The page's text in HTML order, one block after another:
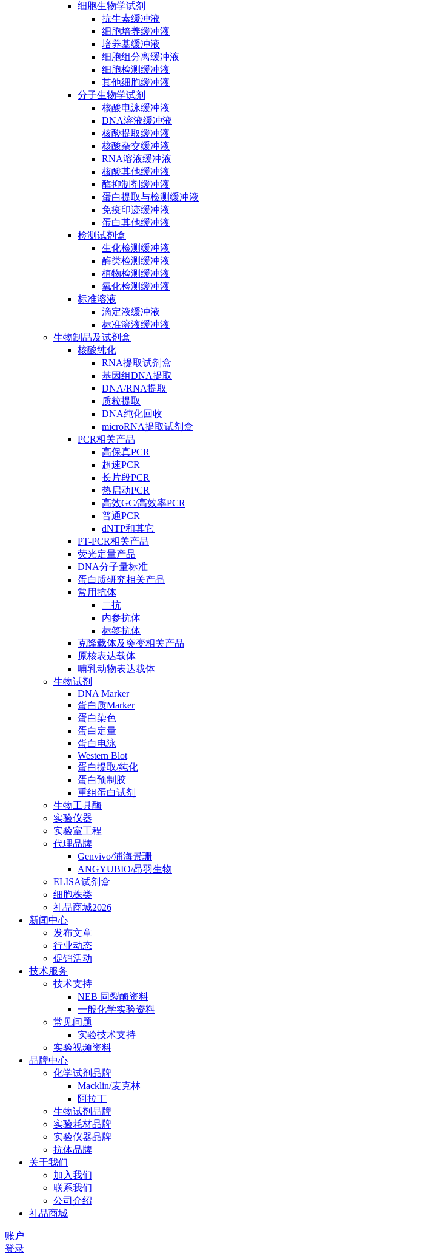
细胞生物学试剂
抗生素缓冲液
细胞培养缓冲液
培养基缓冲液
细胞组分离缓冲液
细胞检测缓冲液
其他细胞缓冲液
分子生物学试剂
核酸电泳缓冲液
DNA溶液缓冲液
核酸提取缓冲液
核酸杂交缓冲液
RNA溶液缓冲液
核酸其他缓冲液
酶抑制剂缓冲液
蛋白提取与检测缓冲液
免疫印迹缓冲液
蛋白其他缓冲液
检测试剂盒
生化检测缓冲液
酶类检测缓冲液
植物检测缓冲液
氧化检测缓冲液
标准溶液
滴定液缓冲液
标准溶液缓冲液
生物制品及试剂盒
核酸纯化
RNA提取试剂盒
基因组DNA提取
DNA/RNA提取
质粒提取
DNA纯化回收
microRNA提取试剂盒
PCR相关产品
高保真PCR
超速PCR
长片段PCR
热启动PCR
高效GC/高效率PCR
普通PCR
dNTP和其它
PT-PCR相关产品
荧光定量产品
DNA分子量标准
蛋白质研究相关产品
常用抗体
二抗
内参抗体
标签抗体
克隆载体及突变相关产品
原核表达载体
哺乳动物表达载体
生物试剂
DNA Marker
蛋白质Marker
蛋白染色
蛋白定量
蛋白电泳
Western Blot
蛋白提取/纯化
蛋白预制胶
重组蛋白试剂
生物工具酶
实验仪器
实验室工程
代理品牌
Genvivo/浦海景珊
ANGYUBIO/昂羽生物
ELISA试剂盒
细胞株类
礼品商城2026
新闻中心
发布文章
行业动态
促销活动
技术服务
技术支持
NEB 同裂酶资料
一般化学实验资料
常见问题
实验技术支持
实验视频资料
品牌中心
化学试剂品牌
Macklin/麦克林
阿拉丁
生物试剂品牌
实验耗材品牌
实验仪器品牌
抗体品牌
关于我们
加入我们
联系我们
公司介绍
礼品商城
账户
登录